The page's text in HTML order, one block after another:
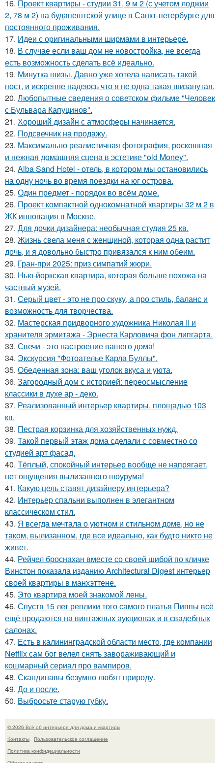
16. Проект квартиры - студии 31, 9 м 2 (с учетом лоджии
2, 78 м 2) на будапештской улице в Санкт-петербурге для
постоянного проживания.
17. Идеи с оригинальными ширмами в интерьере.
18. В случае если ваш дом не новостройка, не всегда
есть возможность сделать всё идеально.
19. Минутка шизы. Давно уже хотела написать такой
пост, и искренне надеюсь что я не одна такая шизанутая.
20. Любопытные сведения о советском фильме "Человек
с Бульвара Капуцинов".
21. Хороший дизайн с атмосферы начинается.
22. Подсвечник на продажу.
23. Максимально реалистичная фотография, роскошная
и нежная домашняя сцена в эстетике "old Money".
24. Alba Sand Hotel - отель, в котором мы остановились
на одну ночь во время поездки на юг острова.
25. Один предмет - порядок во всём доме.
26. Проект компактной однокомнатной квартиры 32 м 2 в
ЖК инновация в Москве.
27. Для дочки дизайнера: необычная студия 25 кв.
28. Жизнь свела меня с женщиной, которая одна растит
дочь, и я довольно быстро привязался к ним обеим.
29. Гран-при 2025: приз симпатий жюри.
30. Нью-йоркская квартира, которая больше похожа на
частный музей.
31. Серый цвет - это не про скуку, а про стиль, баланс и
возможность для творчества.
32. Мастерская придворного художника Николая II и
хранителя эрмитажа - Эрнеста Карловича фон липгарта.
33. Свечи - это настроение вашего дома!
34. Экскурсия "Фотоателье Карла Буллы".
35. Обеденная зона: ваш уголок вкуса и уюта.
36. Загородный дом с историей: переосмысление
классики в духе ар - деко.
37. Реализованный интерьер квартиры, площадью 103
кв.
38. Пестрая корзинка для хозяйственных нужд.
39. Такой первый этаж дома сделали с совместно со
студией арт фасад.
40. Тёплый, спокойный интерьер вообще не напрягает,
нет ощущения вылизанного шоурума!
41. Какую цель ставят дизайнеру интерьера?
42. Интерьер спальни выполнен в элегантном
классическом стил.
43. Я всегда мечтала о уютном и стильном доме, но не
таком, вылизанном, где все идеально, как будто никто не
живет.
44. Рейчел броснахан вместе со своей шибой по кличке
Винстон показала изданию Architectural Digest интерьер
своей квартиры в манхэттене.
45. Это квартира моей знакомой лены.
46. Спустя 15 лет реплики того самого платья Пиппы всё
ещё продаются на винтажных аукционах и в свадебных
салонах.
47. Есть в калининградской области место, где компании
Netflix сам бог велел снять завораживающий и
кошмарный сериал про вампиров.
48. Скандинавы безумно любят природу.
49. До и после.
50. Выбросьте старую губку.
© 2026 Всё об интерьере для дома и квартиры
Контакты
Пользовательское соглашение
Политика конфидециальности